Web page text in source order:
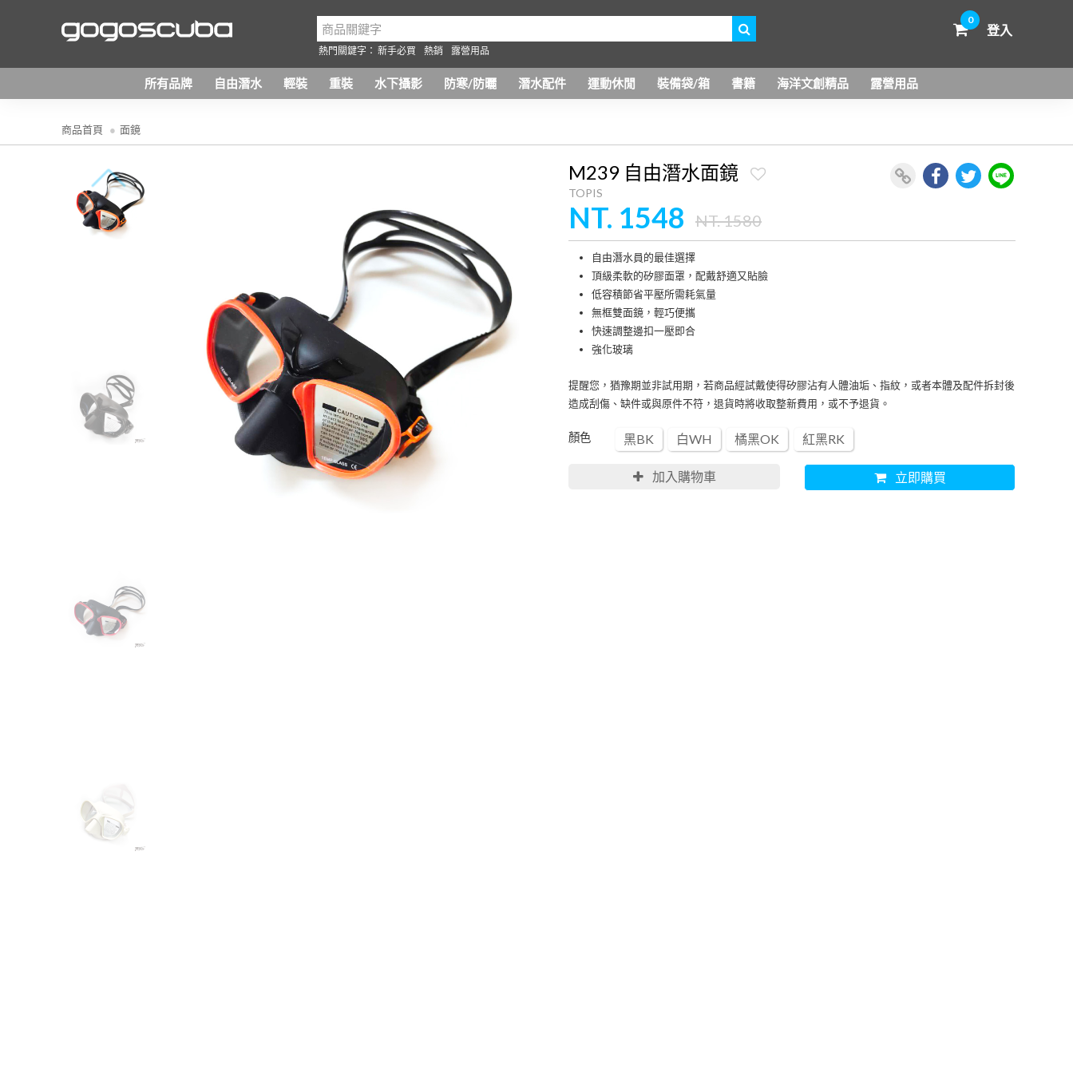
0
登入
熱門關鍵字： 新手必買 熱銷 露營用品
所有品牌 自由潛水 輕裝 重裝 水下攝影 防寒/防曬 潛水配件 運動休閒 裝備袋/箱 書籍 海洋文創精品 露營用品
商品首頁 面鏡
M239 自由潛水面鏡
TOPIS
NT. 1548 NT. 1580
自由潛水員的最佳選擇
頂級柔軟的矽膠面罩，配戴舒適又貼臉
低容積節省平壓所需耗氣量
無框雙面鏡，輕巧便攜
快速調整邊扣一壓即合
強化玻璃
提醒您，猶豫期並非試用期，若商品經試戴使得矽膠沾有人體油垢、指紋，或者本體及配件拆封後
造成刮傷、缺件或與原件不符，退貨時將收取整新費用，或不予退貨。
顏色 黑BK 白WH 橘黑OK 紅黑RK
加入購物車 立即購買